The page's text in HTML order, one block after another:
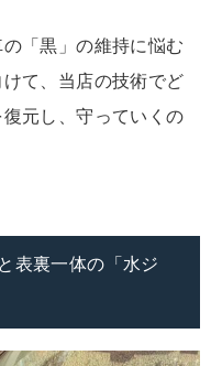
「黒」の維持に悩む
て、当店の技術でど
元し、守っていくの
表裏一体の「水ジ